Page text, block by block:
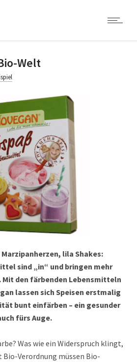
Welt
lila Shakes:
sind „in“ und bringen mehr
Mit den färbenden Lebensmitteln
lassen sich Speisen erstmalig
bunt einfärben – ein gesunder
fürs Auge.
Was wie ein Widerspruch klingt,
Bio-Verordnung müssen Bio-